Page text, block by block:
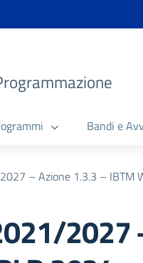
Bandi e
– Azione 1.3.3 – IBTM